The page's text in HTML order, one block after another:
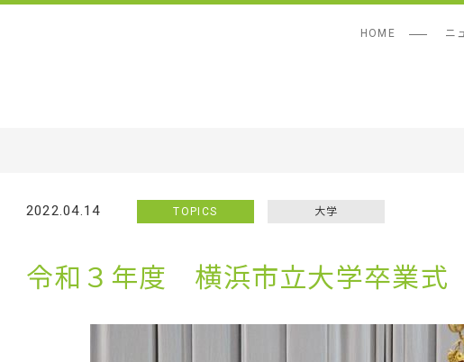
HOME ニ
2022.04.14 TOPICS 大学
令和３年度 横浜市立大学卒業